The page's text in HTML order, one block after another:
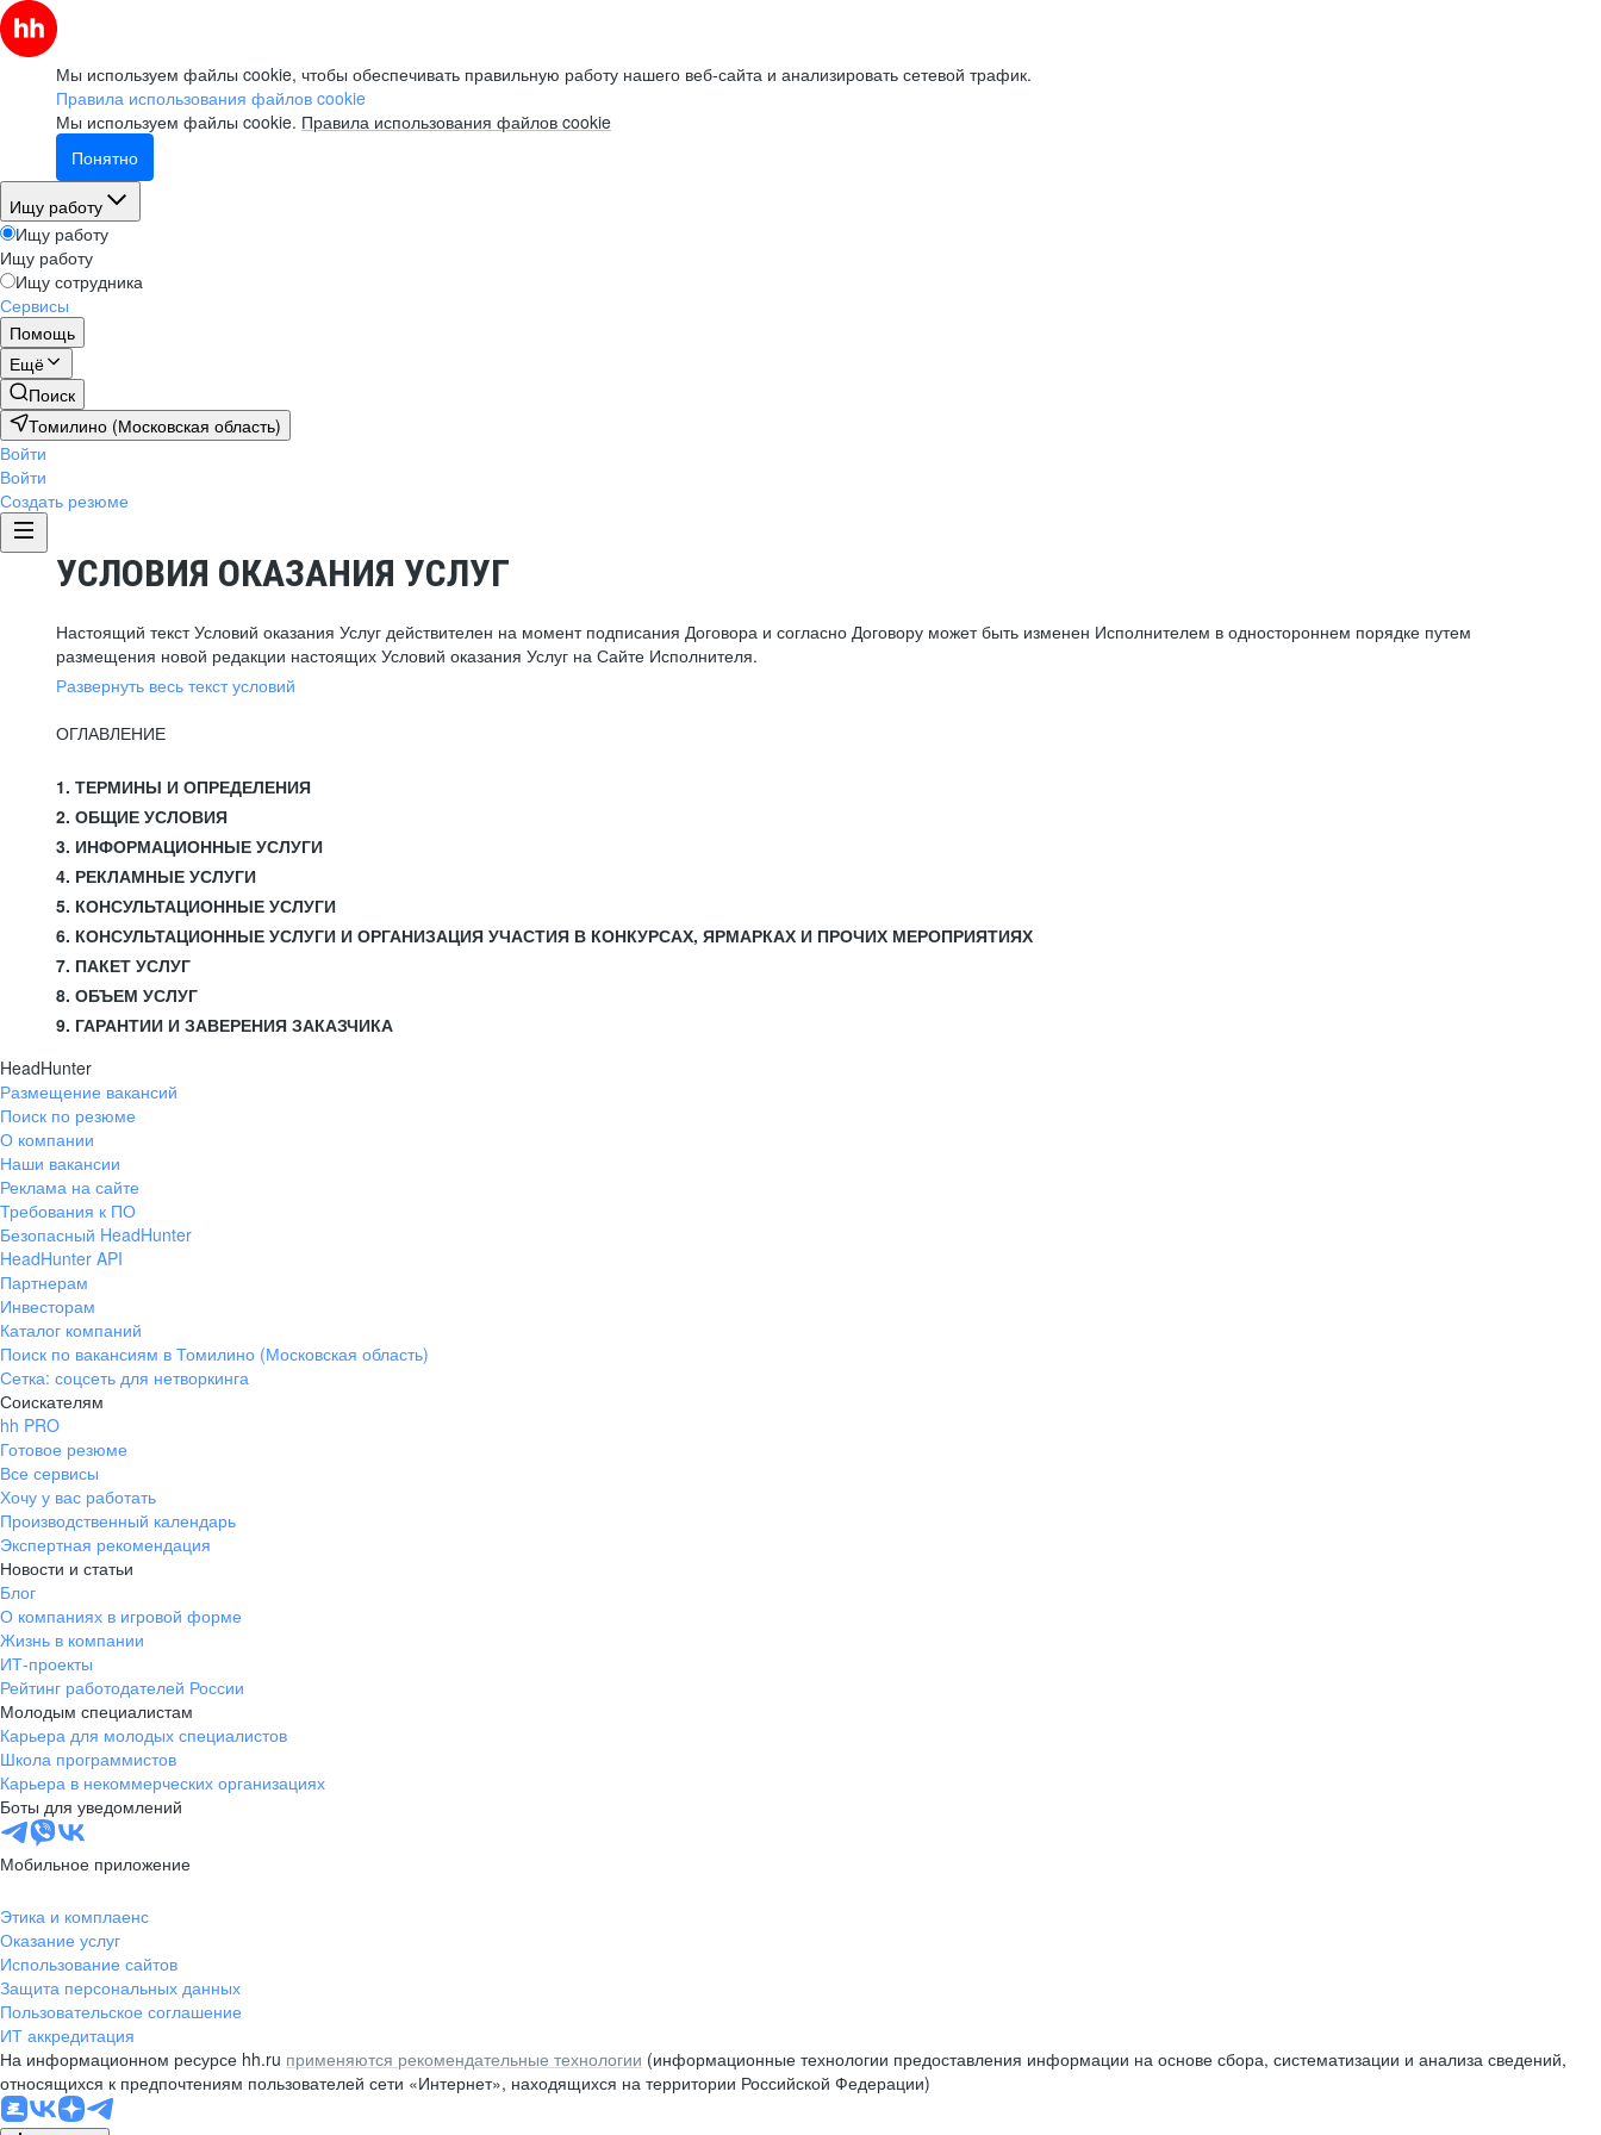
Мы используем файлы cookie, чтобы обеспечивать правильную работу нашего веб-сайта и анализировать сетевой трафик.
Правила использования файлов cookie
Мы используем файлы cookie. Правила использования файлов cookie
Понятно
Ищу работу
Ищу работу
Ищу работу
Ищу сотрудника
Сервисы
Помощь
Ещё
Поиск
Томилино (Московская область)
Войти
Войти
Создать резюме
УСЛОВИЯ ОКАЗАНИЯ УСЛУГ
Настоящий текст Условий оказания Услуг действителен на момент подписания Договора и согласно Договору может быть изменен Исполнителем в одностороннем порядке путем
размещения новой редакции настоящих Условий оказания Услуг на Сайте Исполнителя.
Развернуть весь текст условий
ОГЛАВЛЕНИЕ
1. ТЕРМИНЫ И ОПРЕДЕЛЕНИЯ
2. ОБЩИЕ УСЛОВИЯ
3. ИНФОРМАЦИОННЫЕ УСЛУГИ
4. РЕКЛАМНЫЕ УСЛУГИ
5. КОНСУЛЬТАЦИОННЫЕ УСЛУГИ
6. КОНСУЛЬТАЦИОННЫЕ УСЛУГИ И ОРГАНИЗАЦИЯ УЧАСТИЯ В КОНКУРСАХ, ЯРМАРКАХ И ПРОЧИХ МЕРОПРИЯТИЯХ
7. ПАКЕТ УСЛУГ
8. ОБЪЕМ УСЛУГ
9. ГАРАНТИИ И ЗАВЕРЕНИЯ ЗАКАЗЧИКА
HeadHunter
Размещение вакансий
Поиск по резюме
О компании
Наши вакансии
Реклама на сайте
Требования к ПО
Безопасный HeadHunter
HeadHunter API
Партнерам
Инвесторам
Каталог компаний
Поиск по вакансиям в Томилино (Московская область)
Сетка: соцсеть для нетворкинга
Соискателям
hh PRO
Готовое резюме
Все сервисы
Хочу у вас работать
Производственный календарь
Экспертная рекомендация
Новости и статьи
Блог
О компаниях в игровой форме
Жизнь в компании
ИТ-проекты
Рейтинг работодателей России
Молодым специалистам
Карьера для молодых специалистов
Школа программистов
Карьера в некоммерческих организациях
Боты для уведомлений
Мобильное приложение
Этика и комплаенс
Оказание услуг
Использование сайтов
Защита персональных данных
Пользовательское соглашение
ИТ аккредитация
На информационном ресурсе hh.ru применяются рекомендательные технологии (информационные технологии предоставления информации на основе сбора, систематизации и анализа сведений,
относящихся к предпочтениям пользователей сети «Интернет», находящихся на территории Российской Федерации)